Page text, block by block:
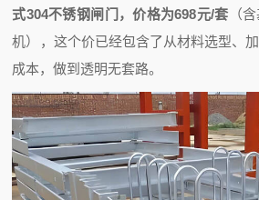
式304不锈钢闸门，价格为698元/套 （
机），这个价已经包含了从材料选型、
成本，做到透明无套路。